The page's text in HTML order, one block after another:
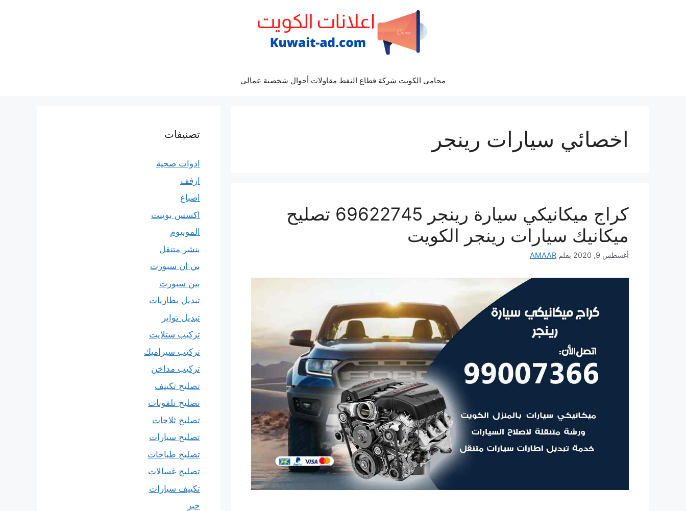
محامي الكويت شركة قطاع النفط مقاولات أحوال شخصية عمالي
اخصائي سيارات رينجر
كراج ميكانيكي سيارة رينجر 69622745 تصليح
ميكانيك سيارات رينجر الكويت
أغسطس 9, 2020 بقلم AMAAR
تصنيفات
ادوات صحية
ارفف
اصباغ
اكسس بوينت
المونيوم
بنشر متنقل
بي ان سبورت
بين سبورت
تبديل بطاريات
تبديل تواير
تركيب ستلايت
تركيب سيراميك
تركيب مداخن
تصليح تكييف
تصليح تلفونات
تصليح ثلاجات
تصليح سيارات
تصليح طباخات
تصليح غسالات
تكييف سيارات
حبر